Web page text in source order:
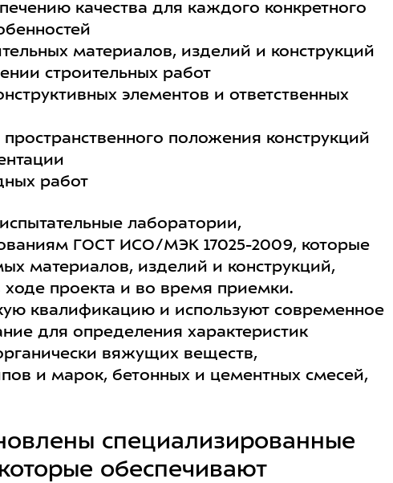
качества для каждого конкретного
материалов, изделий и конструкций
строительных работ
элементов и ответственных
положения конструкций
работ
лаборатории,
ГОСТ ИСО/МЭК 17025-2009, которые
материалов, изделий и конструкций,
проекта и во время приемки.
квалификацию и используют современное
для определения характеристик
вяжущих веществ,
и марок, бетонных и цементных смесей,
специализированные
обеспечивают